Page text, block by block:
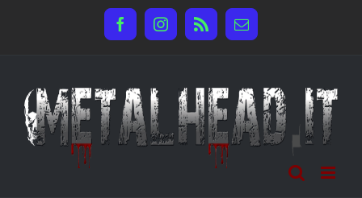
FacebookInstagram
Rss Email